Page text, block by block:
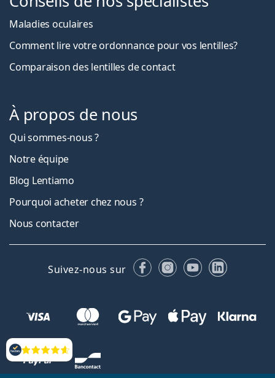
Évaluation
Maladies oculaires
Comment lire votre ordonnance pour vos lentilles?
Comparaison des lentilles de contact
À propos de nous
Qui sommes-nous ?
Notre équipe
Blog Lentiamo
Pourquoi acheter chez nous ?
Nous contacter
Suivez-nous sur FacebookInstagram
YouTubeLinkedIn